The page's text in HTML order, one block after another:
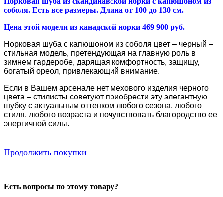
соболя. Есть все размеры. Длина от 100 до 130 см.
Цена этой модели из канадской норки 469 900 руб.
Норковая шуба с капюшоном из соболя цвет – черный –
стильная модель, претендующая на главную роль в
зимнем гардеробе, дарящая комфортность, защищу,
богатый ореол, привлекающий внимание.
Если в Вашем арсенале нет мехового изделия черного
цвета – стилисты советуют приобрести эту элегантную
шубку с актуальным оттенком любого сезона, любого
стиля, любого возраста и почувствовать благородство ее
энергичной силы.
Продолжить покупки
Есть вопросы по этому товару?